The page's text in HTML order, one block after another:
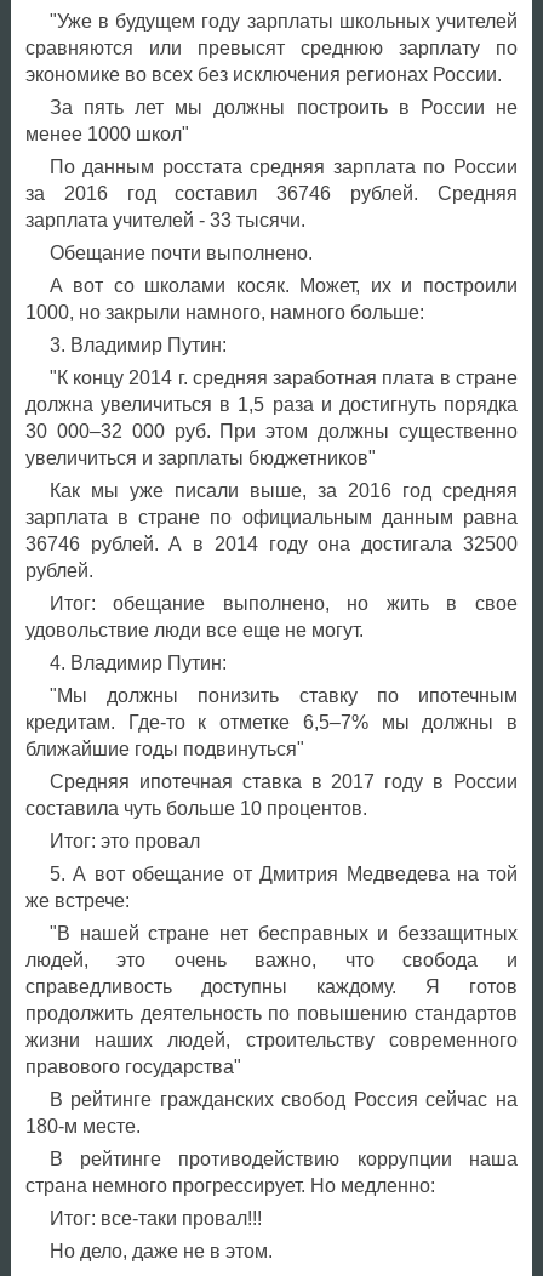
"Уже в будущем году зарплаты школьных учителей
сравняются или превысят среднюю зарплату по
экономике во всех без исключения регионах России.
За пять лет мы должны построить в России не
менее 1000 школ"
По данным росстата средняя зарплата по России
за 2016 год составил 36746 рублей. Средняя
зарплата учителей - 33 тысячи.
Обещание почти выполнено.
А вот со школами косяк. Может, их и построили
1000, но закрыли намного, намного больше:
3. Владимир Путин:
"К концу 2014 г. средняя заработная плата в стране
должна увеличиться в 1,5 раза и достигнуть порядка
30 000–32 000 руб. При этом должны существенно
увеличиться и зарплаты бюджетников"
Как мы уже писали выше, за 2016 год средняя
зарплата в стране по официальным данным равна
36746 рублей. А в 2014 году она достигала 32500
рублей.
Итог: обещание выполнено, но жить в свое
удовольствие люди все еще не могут.
4. Владимир Путин:
"Мы должны понизить ставку по ипотечным
кредитам. Где‑то к отметке 6,5–7% мы должны в
ближайшие годы подвинуться"
Средняя ипотечная ставка в 2017 году в России
составила чуть больше 10 процентов.
Итог: это провал
5. А вот обещание от Дмитрия Медведева на той
же встрече:
"В нашей стране нет бесправных и беззащитных
людей, это очень важно, что свобода и
справедливость доступны каждому. Я готов
продолжить деятельность по повышению стандартов
жизни наших людей, строительству современного
правового государства"
В рейтинге гражданских свобод Россия сейчас на
180-м месте.
В рейтинге противодействию коррупции наша
страна немного прогрессирует. Но медленно:
Итог: все-таки провал!!!
Но дело, даже не в этом.